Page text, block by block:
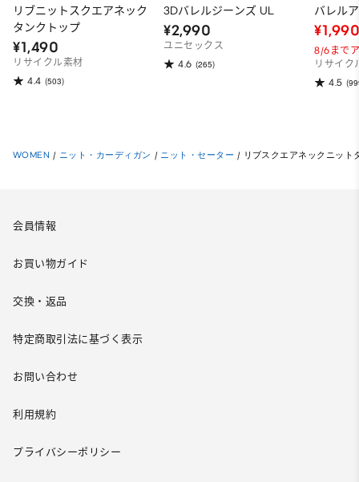
リブニットスクエアネック
タンクトップ
¥1,490
リサイクル素材
4.4 (503)
3Dバレルジーンズ UL
¥2,990
ユニセックス
4.6 (265)
バレル
8/6まで
リサイク
4.5
WOMEN / ニット・カーディガン / ニット・セーター / リブスクエアネックニット
会員情報
お買い物ガイド
交換・返品
特定商取引法に基づく表示
お問い合わせ
利用規約
プライバシーポリシー